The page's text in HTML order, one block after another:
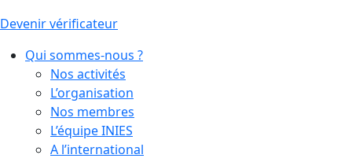
Devenir vérificateur
Qui sommes-nous ?
Nos activités
L’organisation
Nos membres
L’équipe INIES
A l’international